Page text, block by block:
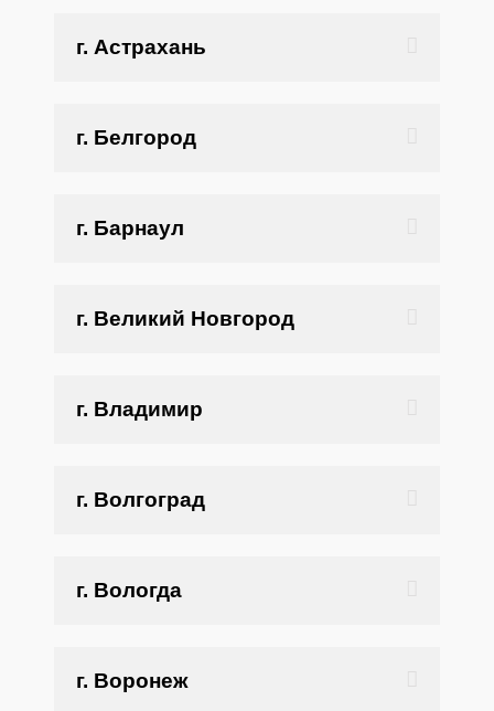
г. Астрахань
г. Белгород
г. Барнаул
г. Великий Новгород
г. Владимир
г. Волгоград
г. Вологда
г. Воронеж